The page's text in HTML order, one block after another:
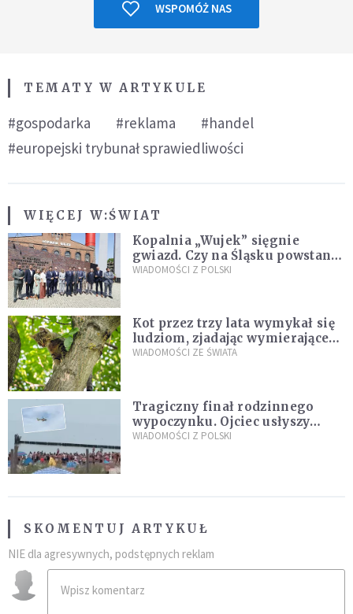
WSPOMÓŻ NAS
TEMATY W ARTYKULE
#gospodarka #reklama
#handel
#europejski trybunał sprawiedliwości
WIĘCEJ W:ŚWIAT
Kopalnia „Wujek” sięgnie
gwiazd. Czy na Śląsku powstanie
„Dolina Krzemowa”?
WIADOMOŚCI Z POLSKI
Kot przez trzy lata wymykał się
ludziom, zjadając wymierające
kaczki. W końcu popełnił
WIADOMOŚCI ZE ŚWIATA
Tragiczny finał rodzinnego
wypoczynku. Ojciec usłyszy
zarzuty
WIADOMOŚCI Z POLSKI
SKOMENTUJ ARTYKUŁ
NIE dla agresywnych, podstępnych reklam